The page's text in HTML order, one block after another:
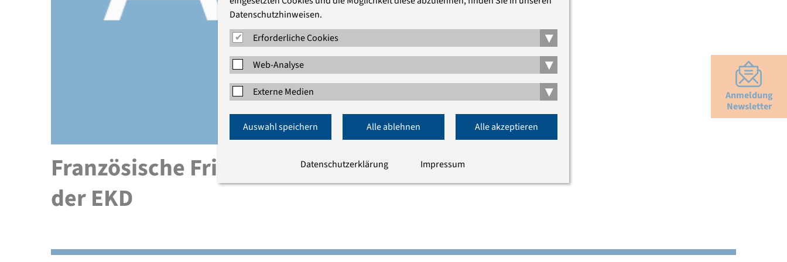
Französische Friedrichstadtkirche und Haus
der EKD
Anmeldung
Newsletter
Datenschutzhinweisen.
Erforderliche Cookies
▾
Web-Analyse ▾
Externe Medien ▾
Auswahl speichern Alle ablehnen Alle akzeptieren
Datenschutzerklärung Impressum